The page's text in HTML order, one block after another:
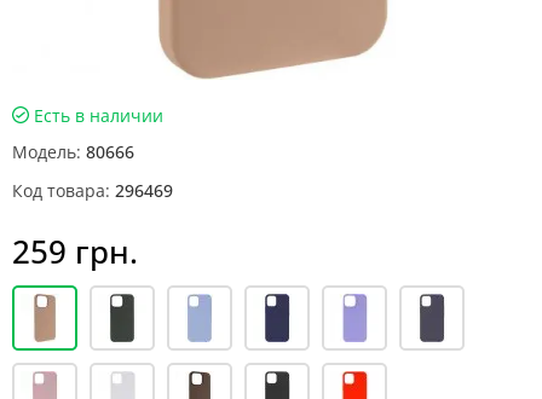
Есть в наличии
Модель: 80666
Код товара: 296469
259 грн.